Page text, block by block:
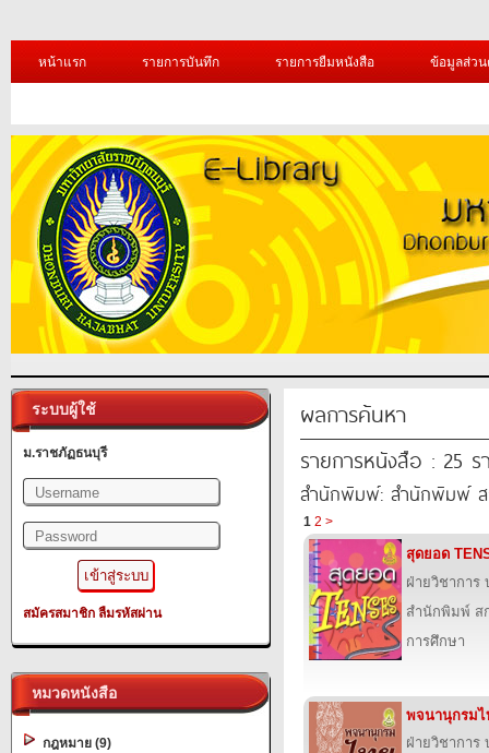
หน้าแรก รายการบันทึก รายการยืมหนังสือ ข้อมูลส่ว
ระบบผู้ใช้
ม.ราชภัฏธนบุรี
สมัครสมาชิก ลืมรหัสผ่าน
หมวดหนังสือ
กฎหมาย (9)
ผลการค้นหา
รายการหนังสือ : 25 ร
สำนักพิมพ์: สำนักพิมพ์ ส
1 2 >
สุดยอด
ฝ่ายวิชาการ
สำนักพิมพ์ ส
การศึกษา
พจนานุกรมไ
ฝ่ายวิชาการ